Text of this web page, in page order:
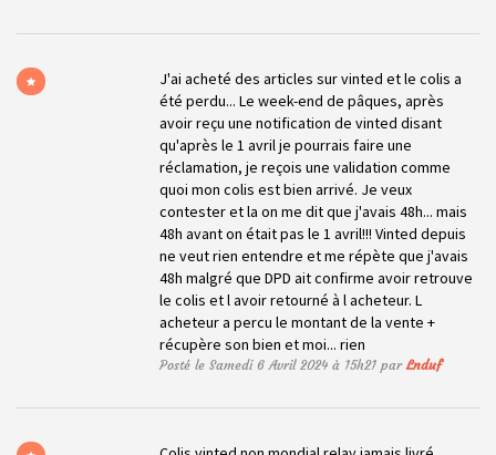
J'ai acheté des articles sur vinted et le colis a
été perdu... Le week-end de pâques, après
avoir reçu une notification de vinted disant
qu'après le 1 avril je pourrais faire une
réclamation, je reçois une validation comme
quoi mon colis est bien arrivé. Je veux
contester et la on me dit que j'avais 48h... mais
48h avant on était pas le 1 avril!!! Vinted depuis
ne veut rien entendre et me répète que j'avais
48h malgré que DPD ait confirme avoir retrouve
le colis et l avoir retourné à l acheteur. L
acheteur a percu le montant de la vente +
récupère son bien et moi... rien
Posté le Samedi 6 Avril 2024 à 15h21 parLnduf